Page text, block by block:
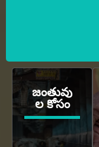
జంతువు
ల కోసం